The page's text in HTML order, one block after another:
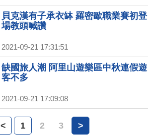
貝克漢有子承衣缽 羅密歐職業賽初登
場教頭喊讚
2021-09-21 17:31:51
缺國旅人潮 阿里山遊樂區中秋連假遊
客不多
2021-09-21 17:09:08
< 1 2 3 >